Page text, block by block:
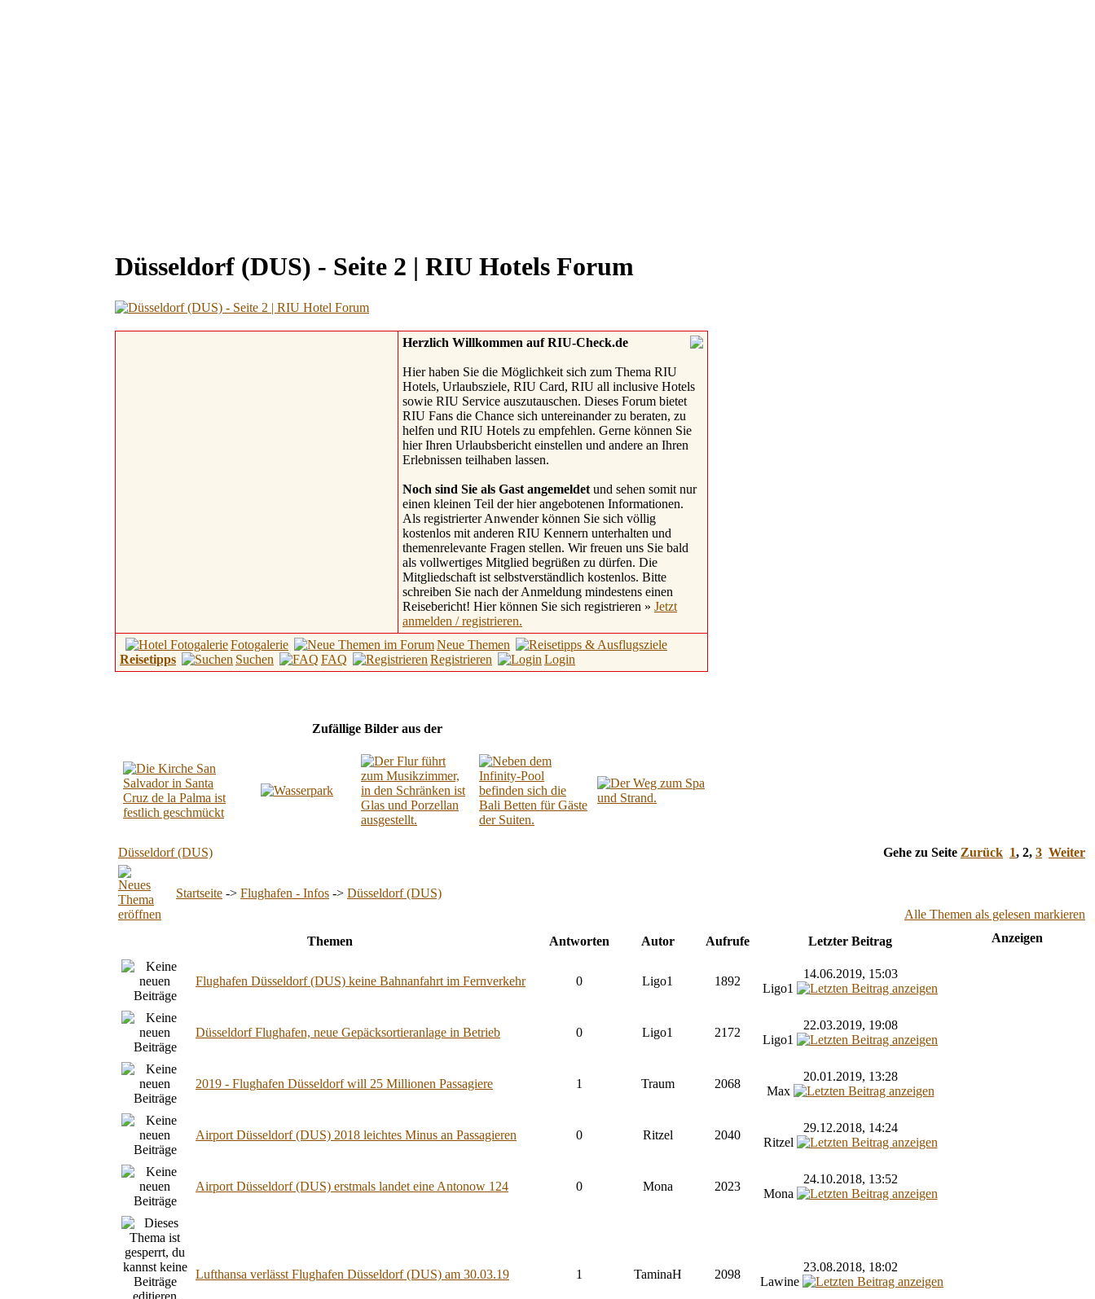
Düsseldorf (DUS) - Seite 2 | RIU Hotels Forum
Herzlich Willkommen auf RIU-Check.de
Hier haben Sie die Möglichkeit sich zum Thema RIU
Hotels, Urlaubsziele, RIU Card, RIU all inclusive Hotels
sowie RIU Service auszutauschen. Dieses Forum bietet
RIU Fans die Chance sich untereinander zu beraten, zu
helfen und RIU Hotels zu empfehlen. Gerne können Sie
hier Ihren Urlaubsbericht einstellen und andere an Ihren
Erlebnissen teilhaben lassen.
Noch sind Sie als Gast angemeldet und sehen somit nur
einen kleinen Teil der hier angebotenen Informationen.
Als registrierter Anwender können Sie sich völlig
kostenlos mit anderen RIU Kennern unterhalten und
themenrelevante Fragen stellen. Wir freuen uns Sie bald
als vollwertiges Mitglied begrüßen zu dürfen. Die
Mitgliedschaft ist selbstverständlich kostenlos. Bitte
schreiben Sie nach der Anmeldung mindestens einen
Reisebericht! Hier können Sie sich registrieren » Jetzt
anmelden / registrieren.
Fotogalerie
Neue Themen
Reisetipps
Suchen FAQ Registrieren Login
Zufällige Bilder aus der
Düsseldorf (DUS) Gehe zu Seite Zurück 1, 2, 3 Weiter
Startseite -> Flughafen - Infos -> Düsseldorf (DUS)
Alle Themen als gelesen markieren
Themen
Antworten Autor Aufrufe Letzter Beitrag
Flughafen Düsseldorf (DUS) keine Bahnanfahrt im Fernverkehr 0 Ligo1 1892
14.06.2019, 15:03
Ligo1
Düsseldorf Flughafen, neue Gepäcksortieranlage in Betrieb 0 Ligo1 2172
22.03.2019, 19:08
Ligo1
2019 - Flughafen Düsseldorf will 25 Millionen Passagiere 1 Traum 2068
20.01.2019, 13:28
Max
Airport Düsseldorf (DUS) 2018 leichtes Minus an Passagieren 0 Ritzel 2040
29.12.2018, 14:24
Ritzel
Airport Düsseldorf (DUS) erstmals landet eine Antonow 124 0 Mona 2023
24.10.2018, 13:52
Mona
Lufthansa verlässt Flughafen Düsseldorf (DUS) am 30.03.19 1 TaminaH 2098
23.08.2018, 18:02
Lawine
Anzeigen